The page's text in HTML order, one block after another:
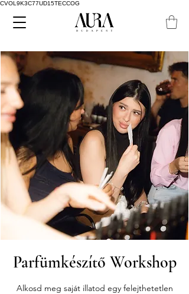
CVOL9K3C77UD15TECCOG
Parfümkészítő Workshop
Alkosd meg saját illatod egy felejthetetlen